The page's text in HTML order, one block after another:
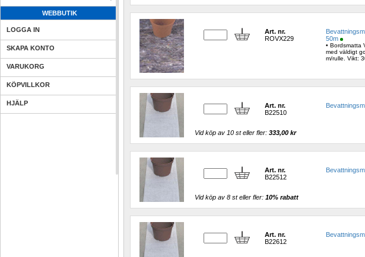
WEBBUTIK
LOGGA IN
SKAPA KONTO
VARUKORG
KÖPVILLKOR
HJÄLP
Art. nr.
ROVX229
50m
• Bordsmatta
med väldigt
m/rulle. Vikt:
Art. nr.
B22510
Vid köp av 10 st eller fler: 333,00 kr
Art. nr.
B22512
Vid köp av 8 st eller fler: 10% rabatt
Art. nr.
B22612